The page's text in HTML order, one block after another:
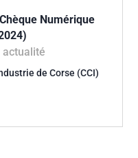
Numérique
actualité
de Corse (CCI)